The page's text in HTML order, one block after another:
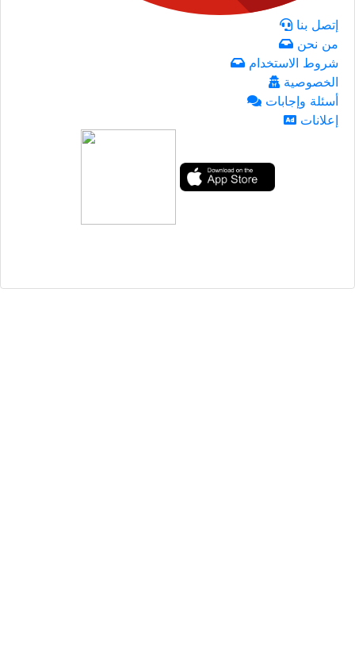
إتصل بنا
من نحن
شروط الاستخدام
الخصوصية
أسئلة وإجابات
إعلانات